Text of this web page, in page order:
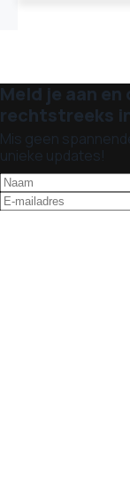
Meld je aan
rechtstreeks
Mis geen
unieke updates!